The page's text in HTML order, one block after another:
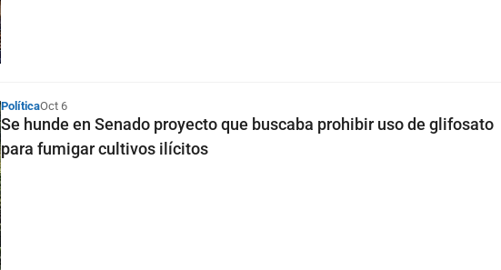
PolíticaOct 6
Se hunde en Senado proyecto que buscaba prohibir uso de glifosato
para fumigar cultivos ilícitos